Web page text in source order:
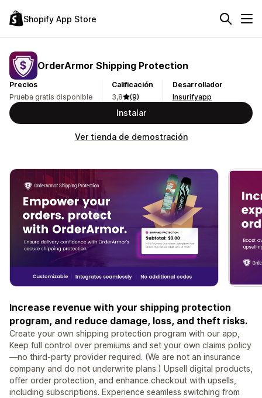
Shopify App Store
OrderArmor Shipping Protection
Precios
Prueba gratis disponible
Calificación
3,8
(9)
Desarrollador
Insurifyapp
Instalar
Ver tienda de demostración
Increase revenue with your shipping protection
program, and reduce damage, loss, and theft risks.
Create your own shipping protection program with our app,
Keep full control over premiums and set your own claims policy
—no third-party provider required. (We are not an insurance
company and do not underwrite plans.) Upsell digital products,
offer order protection, and enhance checkout with upsells,
including subscriptions. Experience seamless switching from